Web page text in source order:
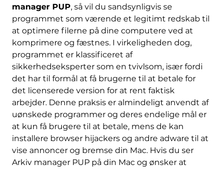
manager PUP, så vil du sandsynligvis se
programmet som værende et legitimt redskab til
at optimere filerne på dine computere ved at
komprimere og fæstnes. I virkeligheden dog,
programmet er klassificeret af
sikkerhedseksperter som en tvivlsom, især fordi
det har til formål at få brugerne til at betale for
det licenserede version for at rent faktisk
arbejder. Denne praksis er almindeligt anvendt af
uønskede programmer og deres endelige mål er
at kun få brugere til at betale, mens de kan
installere browser hijackers og andre adware til at
vise annoncer og bremse din Mac. Hvis du ser
Arkiv manager PUP på din Mac og ønsker at